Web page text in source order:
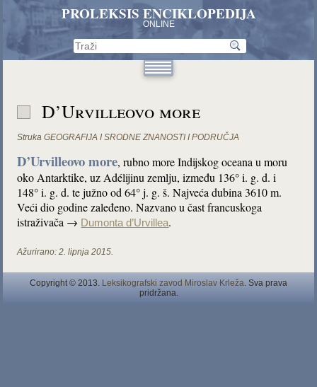
PROLEKSIS ENCIKLOPEDIJA
ONLINE
D’Urvilleovo more
Struka GEOGRAFIJA I SRODNE ZNANOSTI I PODRUČJA
D’Urvilleovo more, rubno more Indijskog oceana u moru
oko Antarktike, uz Adélijinu zemlju, između 136° i. g. d. i
148° i. g. d. te južno od 64° j. g. š. Najveća dubina 3610 m.
Veći dio godine zaleđeno. Nazvano u čast francuskoga
istraživača → Dumonta d’Urvillea.
Ažurirano: 2. lipnja 2015.
Copyright © 2013. Leksikografski zavod Miroslav Krleža. Sva prava
pridržana.